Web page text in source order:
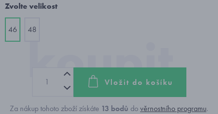
Zvolte velikost
46 48
Vložit do košíku
Za nákup tohoto zboží získáte 13 bodů dověrnostního programu.